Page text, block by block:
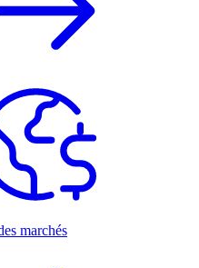
marchés